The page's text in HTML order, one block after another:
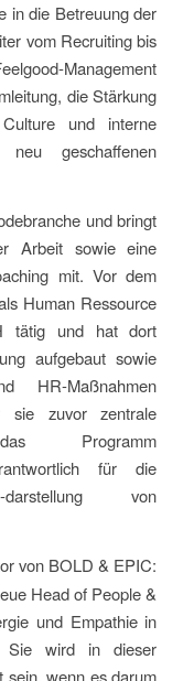
in die Betreuung der
vom Recruiting bis
Management
die Stärkung
und interne
neu geschaffenen
und bringt
Arbeit sowie eine
mit. Vor dem
Human Ressource
tätig und hat dort
aufgebaut sowie
HR-Maßnahmen
sie zuvor zentrale
Programm
für die
von
von BOLD & EPIC:
Head of People &
und Empathie in
Sie wird in dieser
sein, wenn es darum